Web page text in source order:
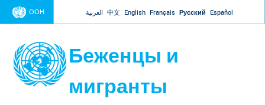
Jump to navigation
ООН العربية 中文 English Français Русский Español
Беженцы и
мигранты